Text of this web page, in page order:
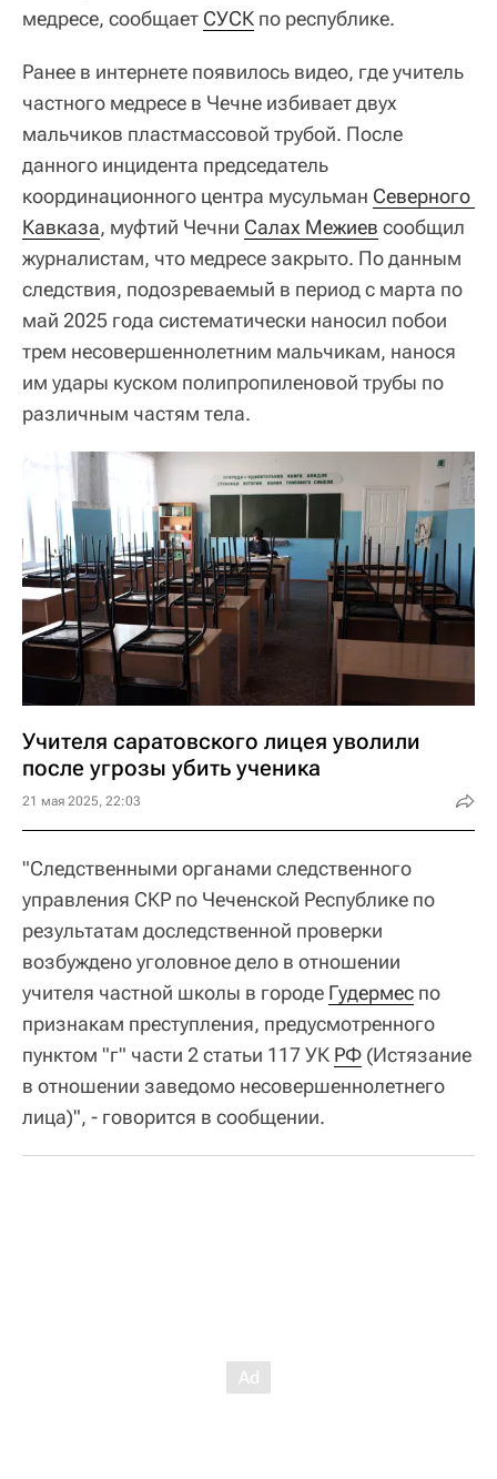
медресе, сообщает СУСК по республике.
Ранее в интернете появилось видео, где учитель
частного медресе в Чечне избивает двух
мальчиков пластмассовой трубой. После
данного инцидента председатель
координационного центра мусульман Северного
Кавказа, муфтий Чечни Салах Межиев сообщил
журналистам, что медресе закрыто. По данным
следствия, подозреваемый в период с марта по
май 2025 года систематически наносил побои
трем несовершеннолетним мальчикам, нанося
им удары куском полипропиленовой трубы по
различным частям тела.
Учителя саратовского лицея уволили
после угрозы убить ученика
21 мая 2025, 22:03
"Следственными органами следственного
управления СКР по Чеченской Республике по
результатам доследственной проверки
возбуждено уголовное дело в отношении
учителя частной школы в городе Гудермес по
признакам преступления, предусмотренного
пунктом "г" части 2 статьи 117 УК РФ (Истязание
в отношении заведомо несовершеннолетнего
лица)", - говорится в сообщении.